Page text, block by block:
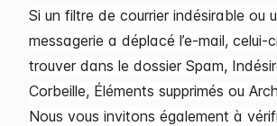
Si un filtre de courrier indésirable ou
messagerie a déplacé l’e-mail, celui-
trouver dans le dossier Spam,
Corbeille, Éléments supprimés ou
Nous vous invitons également à